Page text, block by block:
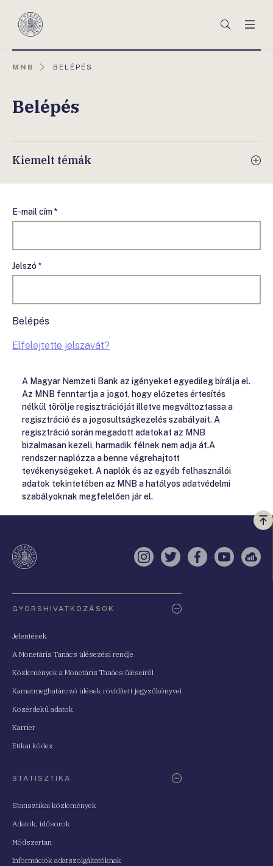
Magyar
Keresés
MNB
AKTUÁLIS
BELÉPÉS
Belépés
Kiemelt témák
E-mail cím *
Jelszó *
Belépés
Elfelejtette jelszavát?
A Magyar Nemzeti Bank az igényeket egyedileg bírálja el.
Az MNB fenntartja a jogot, hogy előzetes értesítés
nélkül törölje regisztrációját illetve megváltoztassa a
regisztráció és a jogosultságkezelés szabályait. A
regisztráció során megadott adatokat az MNB
bizalmasan kezeli, harmadik félnek nem adja át.A
rendszer naplózza a benne végrehajtott
tevékenységeket. A naplók és az egyéb felhasználói
adatok tekintetében az MNB a hatályos adatvédelmi
szabályoknak megfelelően jár el.
a
Instagram
TwitterFacebook
YouTube
GYORSHIVATKOZÁSOK
Jelentések
A Monetáris Tanács ülésezési rendje
Közlemények a Monetáris Tanács üléseiről
Kamatmeghatározó ülések rövidített jegyzőkönyvei
Közérdekű adatok
Karrier
Etikai kódex
STATISZTIKA
Statisztikai közlemények
Adatok, idősorok
Módszertan
Információk adatszolgáltatóknak